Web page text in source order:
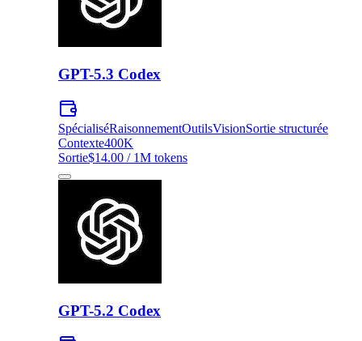
GPT-5.3 Codex
SpécialiséRaisonnementOutilsVisionSortie structurée
Contexte400K
Sortie$14.00 / 1M tokens
GPT-5.2 Codex